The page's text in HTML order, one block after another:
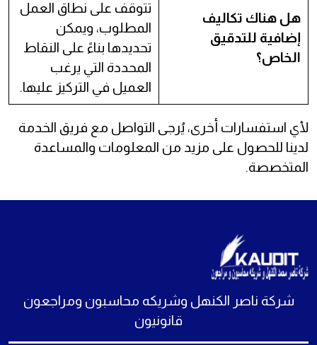
هل هناك تكاليف
إضافية للتدقيق
الخاص؟
تتوقف على نطاق العمل
المطلوب، ويمكن
تحديدها بناءً على النقاط
المحددة التي يرغب
العميل في التركيز عليها.
لأي استفسارات أخرى، يُرجى التواصل مع فريق الخدمة
لدينا للحصول على مزيد من المعلومات والمساعدة
المتخصصة.
شركة ناصر الكنهل وشريكه محاسبون ومراجعون
قانونيون